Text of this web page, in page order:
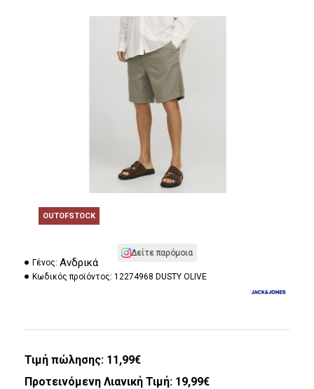
OUTOFSTOCK
Δείτε παρόμοια
Γένος: Ανδρικά
Κωδικός προϊόντος: 12274968 DUSTY OLIVE
Τιμή πώλησης: 11,99€
Προτεινόμενη Λιανική Τιμή: 19,99€